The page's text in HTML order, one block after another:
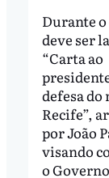
Durante
deve ser
“Carta ao
defesa do
Recife”,
por João
visando
o